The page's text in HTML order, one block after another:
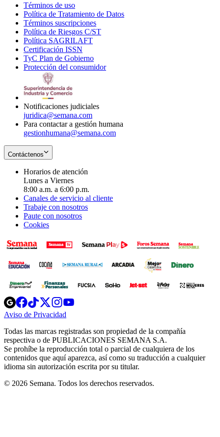
Términos de uso
in
new
window
Política de Tratamiento de Datos
Términos suscripciones
in
Política de Riesgos C/ST
Política SAGRILAFT
new
window
Certificación ISSN
in
new
TyC Plan de Gobierno
in
Protección del consumidorOpens
Notificaciones judiciales
juridica@semana.com
Para contactar a gestión humana
gestionhumana@semana.com
Contáctenos
Horarios de atención
Lunes a Viernes
8:00 a.m. a 6:00 p.m.
Canales de servicio al cliente
Trabaje con nosotros
Paute con nosotros
Cookies
Opens
in
new
Opens
in
new
Opens
in
new
window
Opens
new
windowwindow
Aviso de Privacidad
new
window
Todas las marcas registradas son propiedad de la compañía
respectiva o de PUBLICACIONES SEMANA S.A.
Se prohíbe la reproducción total o parcial de cualquiera de los
contenidos que aquí aparezca, así como su traducción a cualquier
idioma sin autorización escrita por su titular.
© 2026 Semana. Todos los derechos reservados.